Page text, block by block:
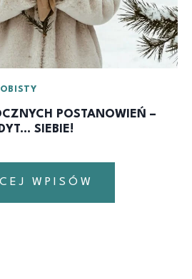
POSTANOWIEŃ –
SIEBIE!
WPISÓW